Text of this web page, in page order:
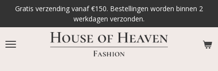
naar
de
hoofdinhoud
Gratis verzending vanaf €150. Bestellingen worden binnen 2
werkdagen verzonden.